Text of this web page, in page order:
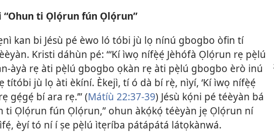
“Ohun ti Ọlọ́run fún Ọlọ́run”
kan bi Jésù pé èwo ló tóbi jù lọ nínú gbogbo òfin tí
Kristi dáhùn pé: “‘Kí ìwọ nífẹ̀ẹ́ Jèhófà Ọlọ́run rẹ pẹ̀lú
àyà rẹ àti pẹ̀lú gbogbo ọkàn rẹ àti pẹ̀lú gbogbo èrò inú
títóbi jù lọ àti èkíní. Èkejì, tí ó dà bí rẹ̀, nìyí, ‘Kí ìwọ nífẹ̀ẹ́
gẹ́gẹ́ bí ara rẹ.’” (Mátíù 22:37-39) Jésù kọ́ni pé téèyàn bá
ti Ọlọ́run fún Ọlọ́run,” ohun àkọ́kọ́ téèyàn jẹ Ọlọ́run ní
èyí tó ní í ṣe pẹ̀lú ìtẹríba pátápátá látọkànwá.